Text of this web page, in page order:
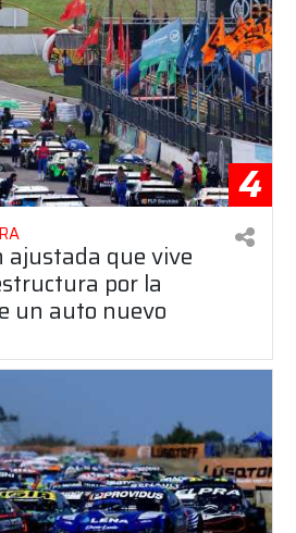
4
ajustada que vive
por la
un auto nuevo